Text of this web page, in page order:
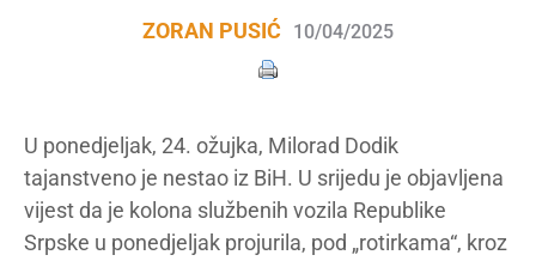
ZORAN PUSIĆ 10/04/2025
U ponedjeljak, 24. ožujka, Milorad Dodik
tajanstveno je nestao iz BiH. U srijedu je objavljena
vijest da je kolona službenih vozila Republike
Srpske u ponedjeljak projurila, pod „rotirkama“, kroz